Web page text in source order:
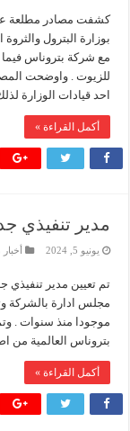
سيدبك تؤكد ريادتها في
وزير البترول والثروة
رئيسا العامة وبترومنت
كشفت مصادر مطلعة عن
بوزارة البترول
مع شركة بتروناس
للزيوت . واوضحت
احد قيادات الوزارة
أكمل القراءة »
مدير تنفيذي
يونيو 5, 2024
تم تعيين مدير
مجلس ادارة بالشركة
موجودا منذ سنوات .
بتروناس العالمية من
أكمل القراءة »